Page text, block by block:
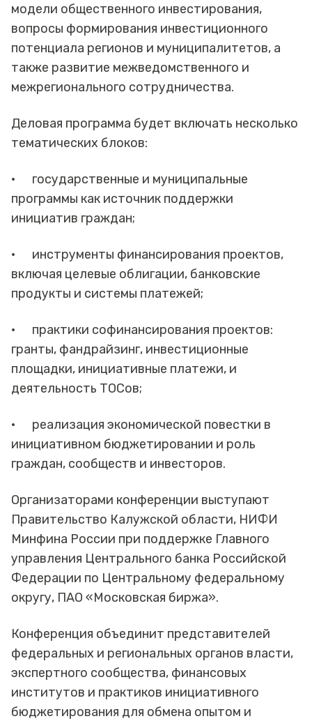
модели общественного инвестирования,
вопросы формирования инвестиционного
потенциала регионов и муниципалитетов, а
также развитие межведомственного и
межрегионального сотрудничества.
Деловая программа будет включать несколько
тематических блоков:
· государственные и муниципальные
программы как источник поддержки
инициатив граждан;
· инструменты финансирования проектов,
включая целевые облигации, банковские
продукты и системы платежей;
· практики софинансирования проектов:
гранты, фандрайзинг, инвестиционные
площадки, инициативные платежи, и
деятельность ТОСов;
· реализация экономической повестки в
инициативном бюджетировании и роль
граждан, сообществ и инвесторов.
Организаторами конференции выступают
Правительство Калужской области, НИФИ
Минфина России при поддержке Главного
управления Центрального банка Российской
Федерации по Центральному федеральному
округу, ПАО «Московская биржа».
Конференция объединит представителей
федеральных и региональных органов власти,
экспертного сообщества, финансовых
институтов и практиков инициативного
бюджетирования для обмена опытом и